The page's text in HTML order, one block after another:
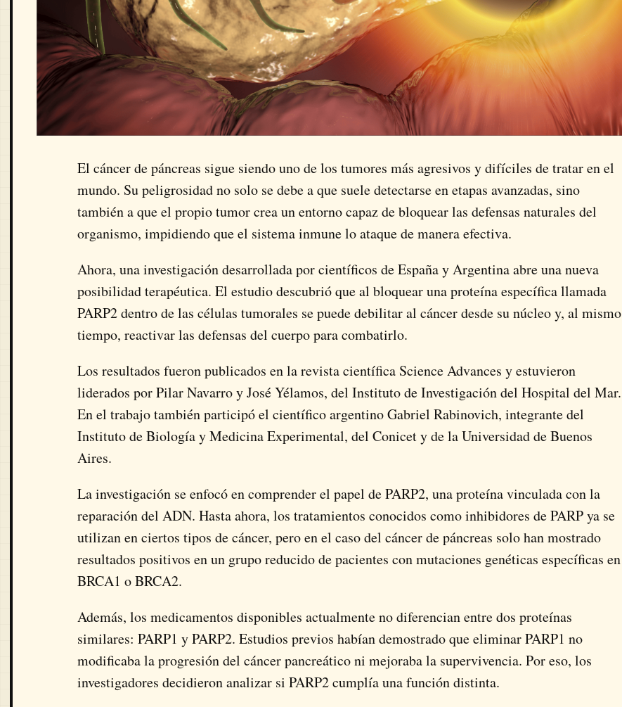
El cáncer de páncreas sigue siendo uno de los tumores más agresivos y difíciles de tratar en el
mundo. Su peligrosidad no solo se debe a que suele detectarse en etapas avanzadas, sino
también a que el propio tumor crea un entorno capaz de bloquear las defensas naturales del
organismo, impidiendo que el sistema inmune lo ataque de manera efectiva.
Ahora, una investigación desarrollada por científicos de España y Argentina abre una nueva
posibilidad terapéutica. El estudio descubrió que al bloquear una proteína específica llamada
PARP2 dentro de las células tumorales se puede debilitar al cáncer desde su núcleo y, al mismo
tiempo, reactivar las defensas del cuerpo para combatirlo.
Los resultados fueron publicados en la revista científica Science Advances y estuvieron
liderados por Pilar Navarro y José Yélamos, del Instituto de Investigación del Hospital del Mar.
En el trabajo también participó el científico argentino Gabriel Rabinovich, integrante del
Instituto de Biología y Medicina Experimental, del Conicet y de la Universidad de Buenos
Aires.
La investigación se enfocó en comprender el papel de PARP2, una proteína vinculada con la
reparación del ADN. Hasta ahora, los tratamientos conocidos como inhibidores de PARP ya se
utilizan en ciertos tipos de cáncer, pero en el caso del cáncer de páncreas solo han mostrado
resultados positivos en un grupo reducido de pacientes con mutaciones genéticas específicas en
BRCA1 o BRCA2.
Además, los medicamentos disponibles actualmente no diferencian entre dos proteínas
similares: PARP1 y PARP2. Estudios previos habían demostrado que eliminar PARP1 no
modificaba la progresión del cáncer pancreático ni mejoraba la supervivencia. Por eso, los
investigadores decidieron analizar si PARP2 cumplía una función distinta.